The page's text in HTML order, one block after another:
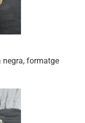
negra, formatge